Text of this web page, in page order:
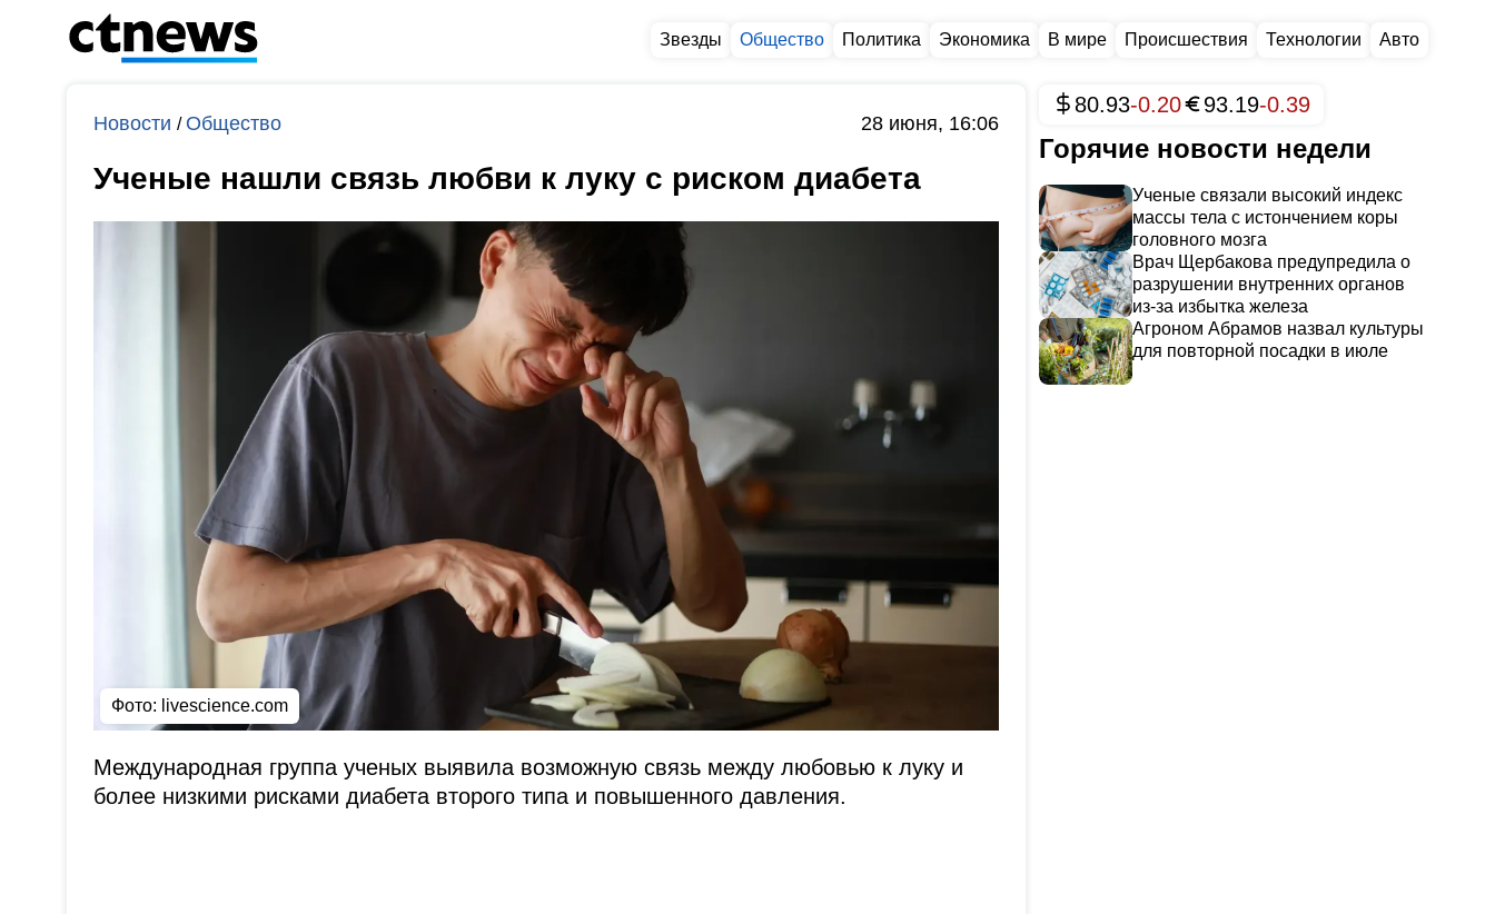
Звезды Общество Политика Экономика В мире Происшествия Технологии Авто
Новости /Общество 28 июня, 16:06
Ученые нашли связь любви к луку с риском диабета
Фото: livescience.com
Международная группа ученых выявила возможную связь между любовью к луку и
более низкими рисками диабета второго типа и повышенного давления.
80.93-0.20 93.19-0.39
Горячие новости недели
Ученые связали высокий индекс
массы тела с истончением коры
головного мозга
Врач Щербакова предупредила о
разрушении внутренних органов
из-за избытка железа
Агроном Абрамов назвал культуры
для повторной посадки в июле